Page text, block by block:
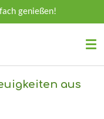
genießen!
aus